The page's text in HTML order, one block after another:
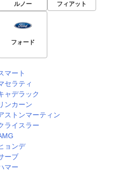
ルノー フィアット
フォード
マート
セラティ
ャデラック
ンカーン
ストンマーティン
ライスラー
ョンデ
ーブ
マー